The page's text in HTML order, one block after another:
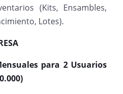
(Kits, Ensambles,
Lotes).
para 2 Usuarios